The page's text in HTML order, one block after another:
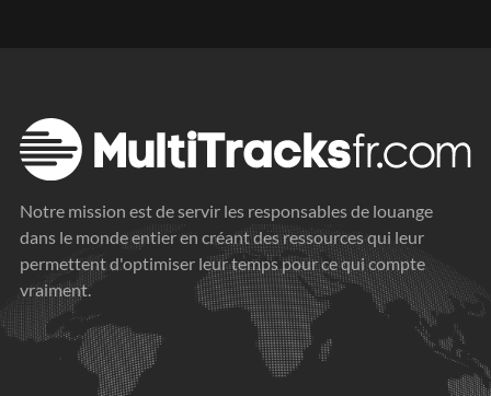
Notre mission est de servir les responsables de louange
dans le monde entier en créant des ressources qui leur
permettent d'optimiser leur temps pour ce qui compte
vraiment.